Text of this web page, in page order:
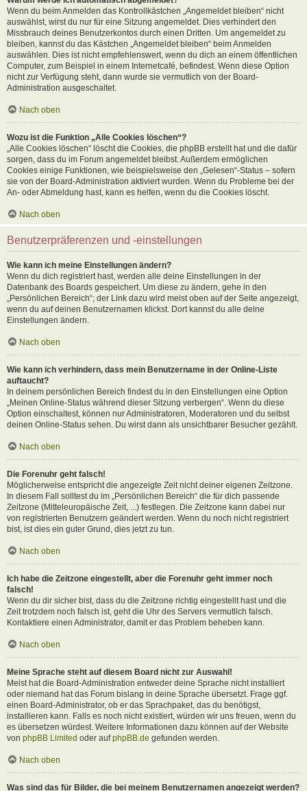
Wenn du beim Anmelden das Kontrollkästchen „Angemeldet bleiben“ nicht
auswählst, wirst du nur für eine Sitzung angemeldet. Dies verhindert den
Missbrauch deines Benutzerkontos durch einen Dritten. Um angemeldet zu
bleiben, kannst du das Kästchen „Angemeldet bleiben“ beim Anmelden
auswählen. Dies ist nicht empfehlenswert, wenn du dich an einem öffentlichen
Computer, zum Beispiel in einem Internetcafé, befindest. Wenn diese Option
nicht zur Verfügung steht, dann wurde sie vermutlich von der Board-
Administration ausgeschaltet.
Nach oben
Wozu ist die Funktion „Alle Cookies löschen“?
„Alle Cookies löschen“ löscht die Cookies, die phpBB erstellt hat und die dafür
sorgen, dass du im Forum angemeldet bleibst. Außerdem ermöglichen
Cookies einige Funktionen, wie beispielsweise den „Gelesen“-Status – sofern
sie von der Board-Administration aktiviert wurden. Wenn du Probleme bei der
An- oder Abmeldung hast, kann es helfen, wenn du die Cookies löscht.
Nach oben
Benutzerpräferenzen und -einstellungen
Wie kann ich meine Einstellungen ändern?
Wenn du dich registriert hast, werden alle deine Einstellungen in der
Datenbank des Boards gespeichert. Um diese zu ändern, gehe in den
„Persönlichen Bereich“; der Link dazu wird meist oben auf der Seite angezeigt,
wenn du auf deinen Benutzernamen klickst. Dort kannst du alle deine
Einstellungen ändern.
Nach oben
Wie kann ich verhindern, dass mein Benutzername in der Online-Liste
auftaucht?
In deinem persönlichen Bereich findest du in den Einstellungen eine Option
„Meinen Online-Status während dieser Sitzung verbergen“. Wenn du diese
Option einschaltest, können nur Administratoren, Moderatoren und du selbst
deinen Online-Status sehen. Du wirst dann als unsichtbarer Besucher gezählt.
Nach oben
Die Forenuhr geht falsch!
Möglicherweise entspricht die angezeigte Zeit nicht deiner eigenen Zeitzone.
In diesem Fall solltest du im „Persönlichen Bereich“ die für dich passende
Zeitzone (Mitteleuropäische Zeit, ...) festlegen. Die Zeitzone kann dabei nur
von registrierten Benutzern geändert werden. Wenn du noch nicht registriert
bist, ist dies ein guter Grund, dies jetzt zu tun.
Nach oben
Ich habe die Zeitzone eingestellt, aber die Forenuhr geht immer noch
falsch!
Wenn du dir sicher bist, dass du die Zeitzone richtig eingestellt hast und die
Zeit trotzdem noch falsch ist, geht die Uhr des Servers vermutlich falsch.
Kontaktiere einen Administrator, damit er das Problem beheben kann.
Nach oben
Meine Sprache steht auf diesem Board nicht zur Auswahl!
Meist hat die Board-Administration entweder deine Sprache nicht installiert
oder niemand hat das Forum bislang in deine Sprache übersetzt. Frage ggf.
einen Board-Administrator, ob er das Sprachpaket, das du benötigst,
installieren kann. Falls es noch nicht existiert, würden wir uns freuen, wenn du
es übersetzen würdest. Weitere Informationen dazu können auf der Website
von phpBB Limited oder aufphpBB.de gefunden werden.
Nach oben
Was sind das für Bilder, die bei meinem Benutzernamen angezeigt werden?